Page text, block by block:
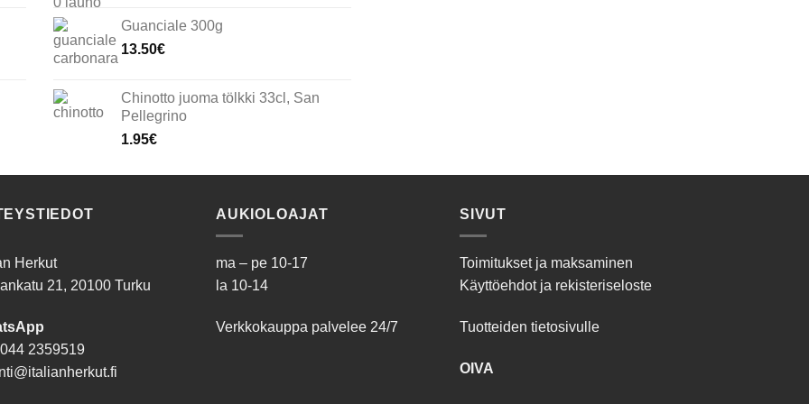
Guanciale 300g
13.50€
Chinotto juoma tölkki 33cl, San
Pellegrino
1.95€
Herkut
21, 20100 Turku
044 2359519
AUKIOLOAJAT
ma – pe 10-17
la 10-14
Verkkokauppa palvelee 24/7
SIVUT
Toimitukset ja maksaminen
Käyttöehdot ja rekisteriseloste
Tuotteiden tietosivulle
OIVA